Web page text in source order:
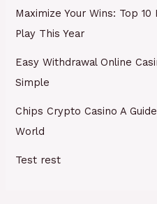
Maximize Your Wins: Top
Play This Year
Easy Withdrawal Online
Simple
Chips Crypto Casino A
World
Test rest